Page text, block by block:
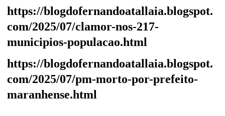
https://blogdofernandoatallaia.blogspot.
com/2025/07/clamor-nos-217-
municipios-populacao.html
https://blogdofernandoatallaia.blogspot.
com/2025/07/pm-morto-por-prefeito-
maranhense.html